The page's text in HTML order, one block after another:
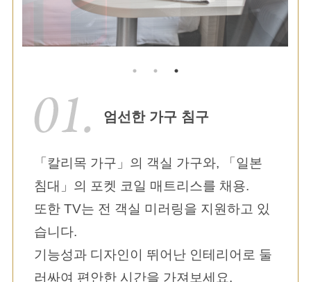
엄선한 가구 침구
「칼리목 가구」의 객실 가구와, 「일본
침대」의 포켓 코일 매트리스를 채용.
또한 TV는 전 객실 미러링을 지원하고 있
습니다.
기능성과 디자인이 뛰어난 인테리어로 둘
러싸여 편안한 시간을 가져보세요.